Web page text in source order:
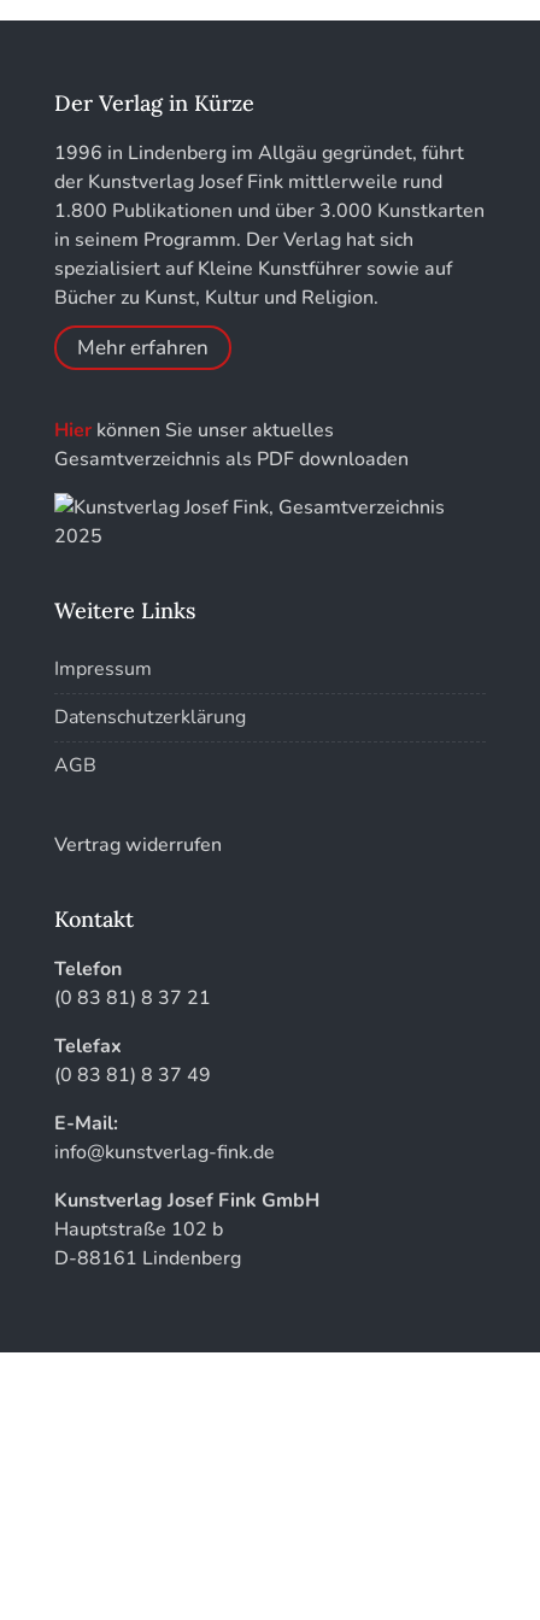
Kunstführer K
Kunstführer M
Kunstführer NO
Kunstführer PQ
Kunstführer R
Kunstführer Sch
Kunstführer St
löhe:porträts
Jahresschriften der DGC Deutsche Gesellschaft
für Chronometrie
Jahrbuch der Stiftung Thüringer Schlösser und
Gärten
Der Verlag in Kürze
1996 in Lindenberg im Allgäu gegründet, führt
der Kunstverlag Josef Fink mittlerweile rund
1.800 Publikationen und über 3.000 Kunstkarten
in seinem Programm. Der Verlag hat sich
spezialisiert auf Kleine Kunstführer sowie auf
Bücher zu Kunst, Kultur und Religion.
Mehr erfahren
Hierkönnen Sie unser aktuelles
Gesamtverzeichnis als PDF downloaden
Weitere Links
Impressum
Datenschutzerklärung
AGB
Vertrag widerrufen
Kontakt
Telefon
(0 83 81) 8 37 21
Telefax
(0 83 81) 8 37 49
E-Mail:
info@kunstverlag-fink.de
Kunstverlag Josef Fink GmbH
Hauptstraße 102 b
D-88161 Lindenberg